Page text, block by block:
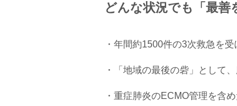
どんな状況でも「最
・年間約1500件の3次救急を
・「地域の最後の砦」として
・重症肺炎のECMO管理を含